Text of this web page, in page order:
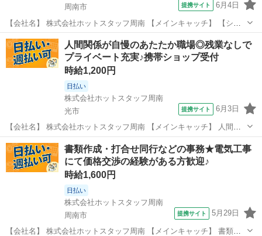
周南市
提携サイト 6月4日
【会社名】 株式会社ホットスタッフ周南 【メインキャッチ】 【シフ
ト制/月収18万円以上可能】髪色・ネイル自由♪未経験OK！財布やバッ
グなどブランド品の販売◎ 【お仕事内容】 ／ オシャレも自分の時
間も、 どちらも諦...
山口 周南市 その他
人間関係が自慢のあたたか職場◎残業なしで
プライベート充実♪携帯ショップ受付
時給1,200円
日払い
株式会社ホットスタッフ周南
光市
提携サイト 6月3日
【会社名】 株式会社ホットスタッフ周南 【メインキャッチ】 人間関
係が自慢のあたたか職場◎残業なしでプライベート充実♪携帯ショップ
受付 【お仕事内容】 携帯ショップのカウンター受付と接客案内の オ
シゴトをおねがいします！...
山口 光市 その他
書類作成・打合せ同行などの事務★電気工事
にて価格交渉の経験がある方歓迎♪
時給1,600円
日払い
株式会社ホットスタッフ周南
周南市
提携サイト 5月29日
【会社名】 株式会社ホットスタッフ周南 【メインキャッチ】 書類作